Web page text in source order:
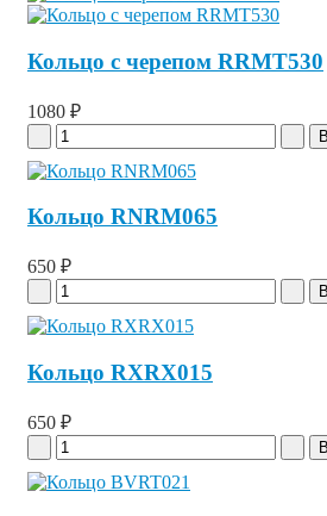
Кольцо с черепом RRMT530
1080 ₽
Кольцо RNRM065
650 ₽
Кольцо RXRX015
650 ₽